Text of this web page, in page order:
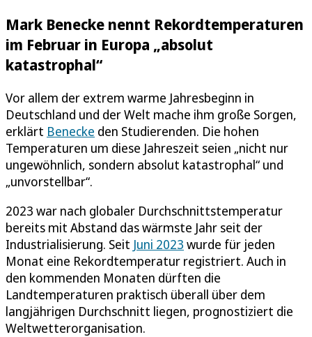
Mark Benecke nennt Rekordtemperaturen
im Februar in Europa „absolut
katastrophal“
Vor allem der extrem warme Jahresbeginn in
Deutschland und der Welt mache ihm große Sorgen,
erklärt Benecke den Studierenden. Die hohen
Temperaturen um diese Jahreszeit seien „nicht nur
ungewöhnlich, sondern absolut katastrophal“ und
„unvorstellbar“.
2023 war nach globaler Durchschnittstemperatur
bereits mit Abstand das wärmste Jahr seit der
Industrialisierung. Seit Juni 2023 wurde für jeden
Monat eine Rekordtemperatur registriert. Auch in
den kommenden Monaten dürften die
Landtemperaturen praktisch überall über dem
langjährigen Durchschnitt liegen, prognostiziert die
Weltwetterorganisation.